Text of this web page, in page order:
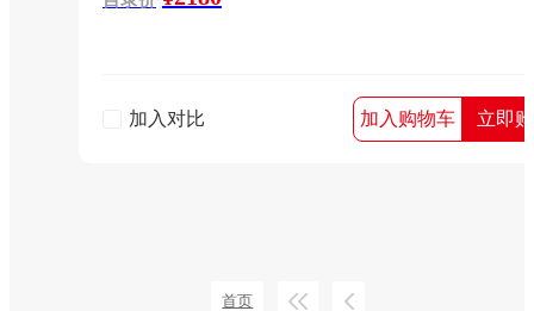
加入对比 加入购物车 立即
首页